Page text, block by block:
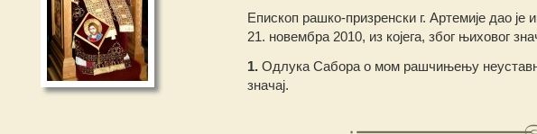
Епископ рашко-призренски г. Артемије дао
21. новембра 2010, из којега, због њиховог
1. Одлука Сабора о мом рашчињењу
значај.